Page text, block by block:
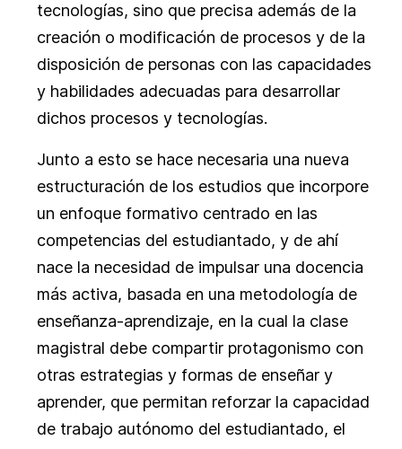
tecnologías, sino que precisa además de la
creación o modificación de procesos y de la
disposición de personas con las capacidades
y habilidades adecuadas para desarrollar
dichos procesos y tecnologías.
Junto a esto se hace necesaria una nueva
estructuración de los estudios que incorpore
un enfoque formativo centrado en las
competencias del estudiantado, y de ahí
nace la necesidad de impulsar una docencia
más activa, basada en una metodología de
enseñanza-aprendizaje, en la cual la clase
magistral debe compartir protagonismo con
otras estrategias y formas de enseñar y
aprender, que permitan reforzar la capacidad
de trabajo autónomo del estudiantado, el